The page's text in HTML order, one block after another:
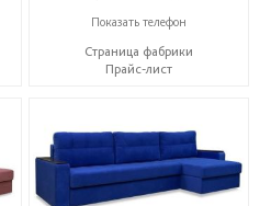
+7 (927) 630-62-82
Показать телефон
Страница фабрики
Прайс-лист